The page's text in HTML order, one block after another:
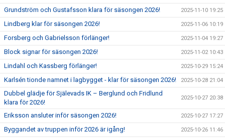
Grundström och Gustafsson klara för säsongen 2026! 2025-11-10 19:25
Lindberg klar för säsongen 2026! 2025-11-06 10:19
Forsberg och Gabrielsson förlänger! 2025-11-04 19:27
Block signar för säsongen 2026! 2025-11-02 10:43
Lindahl och Kassberg förlänger! 2025-10-29 15:24
Karlsén tionde namnet i lagbygget - klar för säsongen 2026! 2025-10-28 21:04
Dubbel glädje för Själevads IK – Berglund och Fridlund
klara för 2026!
2025-10-27 20:38
Eriksson ansluter inför säsongen 2026! 2025-10-27 17:27
Byggandet av truppen inför 2026 är igång! 2025-10-26 11:46